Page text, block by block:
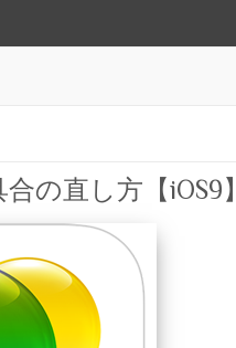
の直し方【iOS9】